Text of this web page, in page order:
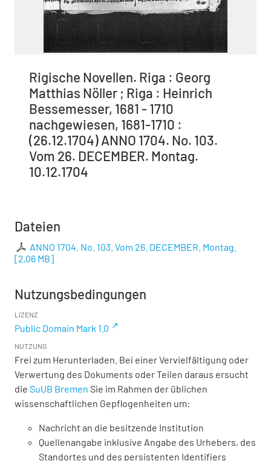
Rigische Novellen. Riga : Georg
Matthias Nöller ; Riga : Heinrich
Bessemesser, 1681 - 1710
nachgewiesen, 1681-1710 :
(26.12.1704) ANNO 1704. No. 103.
Vom 26. DECEMBER. Montag.
10.12.1704
Dateien
ANNO 1704. No. 103. Vom 26. DECEMBER. Montag.
[2,06 MB]
Nutzungsbedingungen
LIZENZ
Public Domain Mark 1.0
NUTZUNG
Frei zum Herunterladen. Bei einer Vervielfältigung oder
Verwertung des Dokuments oder Teilen daraus ersucht
die SuUB Bremen Sie im Rahmen der üblichen
wissenschaftlichen Gepflogenheiten um:
Nachricht an die besitzende Institution
Quellenangabe inklusive Angabe des Urhebers, des
Standortes und des persistenten Identifiers